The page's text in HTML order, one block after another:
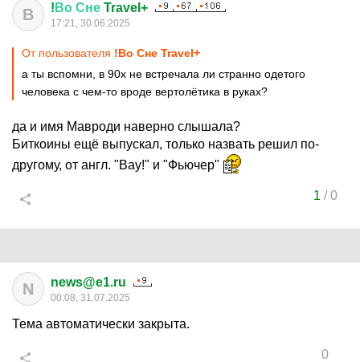
В ! Во Сне Travel+
17:21, 30.06.2025
От пользователя !Во Сне Travel+
а ты вспомни, в 90х не встречала ли странно одетого
человека с чем-то вроде вертолётика в руках?
да и имя Мавроди наверно слышала?
Биткоины ещё выпускал, только назвать решил по-
другому, от англ. "Вау!" и "Фьючер"
1 /0
N news@e1.ru
00:08, 31.07.2025
Тема автоматически закрыта.
0